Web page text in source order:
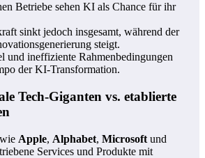
Betriebe sehen KI als Chance für ihr
sinkt jedoch insgesamt, während der
steigt.
und ineffiziente Rahmenbedingungen
der KI-Transformation.
Tech-Giganten vs. etablierte
Apple, Alphabet, Microsoft und
Services und Produkte mit